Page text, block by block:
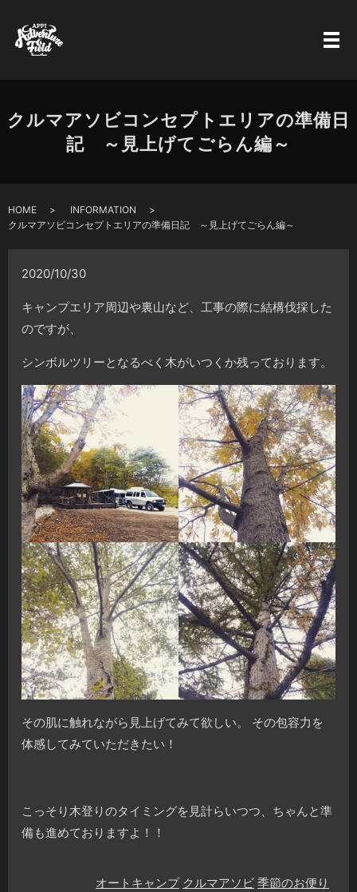
クルマアソビコンセプトエリアの準備日
記 ～見上げてごらん編～
HOME
INFORMATION
クルマアソビコンセプトエリアの準備日記 ～見上げてごらん編～
2020/10/30
キャンプエリア周辺や裏山など、工事の際に結構伐採した
のですが、
シンボルツリーとなるべく木がいつくか残っております。
その肌に触れながら見上げてみて欲しい。 その包容力を
体感してみていただきたい！
こっそり木登りのタイミングを見計らいつつ、ちゃんと準
備も進めておりますよ！！
オートキャンプ クルマアソビ 季節のお便り